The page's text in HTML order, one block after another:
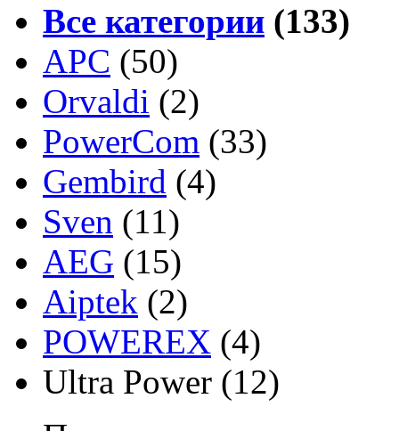
Все категории (133)
APC (50)
Orvaldi (2)
PowerCom (33)
Gembird (4)
Sven (11)
AEG (15)
Aiptek (2)
POWEREX (4)
Ultra Power (12)